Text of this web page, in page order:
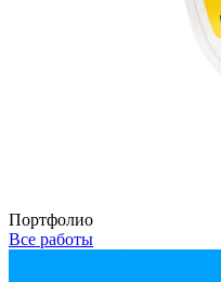
Портфолио
Все работы